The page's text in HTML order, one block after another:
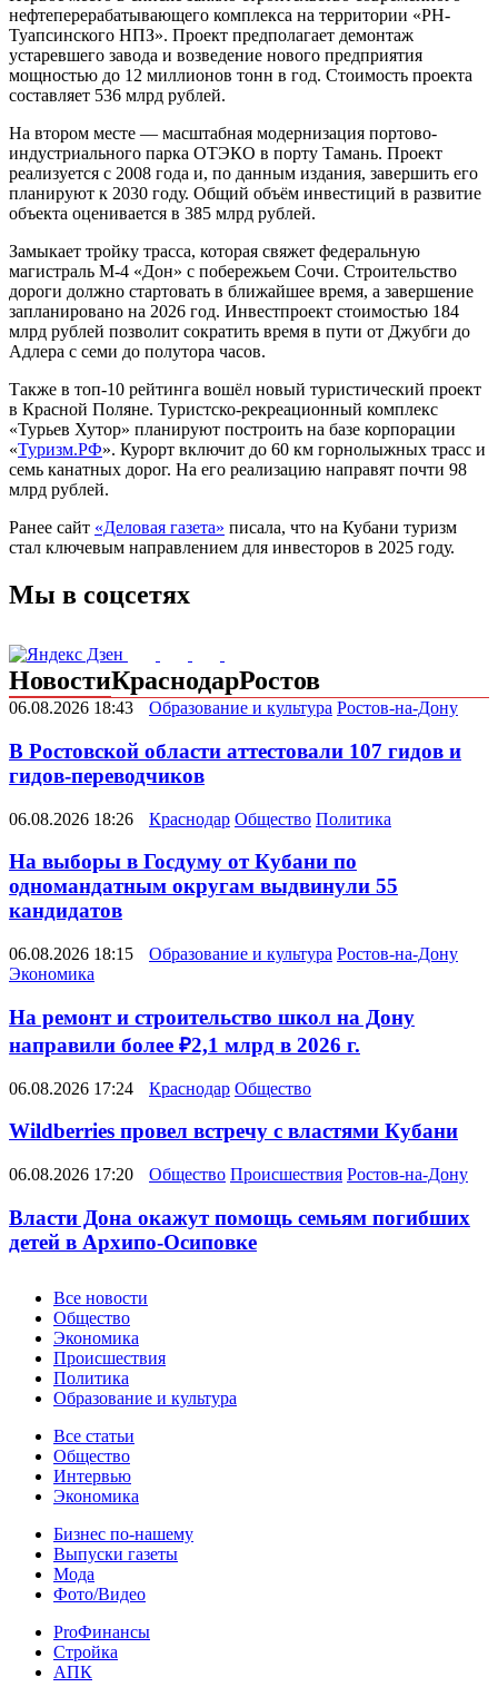
нефтеперерабатывающего комплекса на территории «РН-
Туапсинского НПЗ». Проект предполагает демонтаж
устаревшего завода и возведение нового предприятия
мощностью до 12 миллионов тонн в год. Стоимость проекта
составляет 536 млрд рублей.
На втором месте — масштабная модернизация портово-
индустриального парка ОТЭКО в порту Тамань. Проект
реализуется с 2008 года и, по данным издания, завершить его
планируют к 2030 году. Общий объём инвестиций в развитие
объекта оценивается в 385 млрд рублей.
Замыкает тройку трасса, которая свяжет федеральную
магистраль М-4 «Дон» с побережьем Сочи. Строительство
дороги должно стартовать в ближайшее время, а завершение
запланировано на 2026 год. Инвестпроект стоимостью 184
млрд рублей позволит сократить время в пути от Джубги до
Адлера с семи до полутора часов.
Также в топ-10 рейтинга вошёл новый туристический проект
в Красной Поляне. Туристско-рекреационный комплекс
«Турьев Хутор» планируют построить на базе корпорации
«Туризм.РФ». Курорт включит до 60 км горнолыжных трасс и
семь канатных дорог. На его реализацию направят почти 98
млрд рублей.
Ранее сайт «Деловая газета» писала, что на Кубани туризм
стал ключевым направлением для инвесторов в 2025 году.
Мы в соцсетях
НовостиКраснодарРостов
06.08.2026 18:43 Образование и культура Ростов-на-Дону
В Ростовской области аттестовали 107 гидов и
гидов-переводчиков
06.08.2026 18:26 Краснодар Общество Политика
На выборы в Госдуму от Кубани по
одномандатным округам выдвинули 55
кандидатов
06.08.2026 18:15 Образование и культура Ростов-на-Дону
Экономика
На ремонт и строительство школ на Дону
направили более ₽2,1 млрд в 2026 г.
06.08.2026 17:24 Краснодар Общество
Wildberries провел встречу с властями Кубани
06.08.2026 17:20 Общество Происшествия Ростов-на-Дону
Власти Дона окажут помощь семьям погибших
детей в Архипо-Осиповке
Новости
Все новости
Общество
Экономика
Происшествия
Политика
Образование и культура
Статьи
Все статьи
Общество
Интервью
Экономика
Разное
Бизнес по-нашему
Выпуски газеты
Мода
Фото/Видео
Pro
ProФинансы
Стройка
АПК